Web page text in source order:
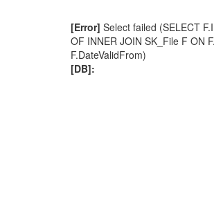
[Error] Select failed (SELECT
OF INNER JOIN SK_File F ON
F.DateValidFrom)
[DB]: